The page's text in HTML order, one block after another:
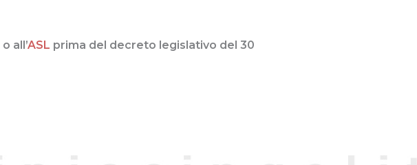
o all’ASL prima del decreto legislativo del 30